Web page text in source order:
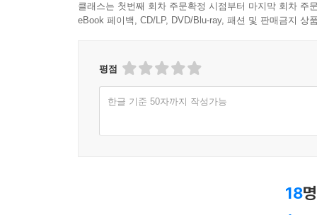
클래스는 첫번째 회차 주문확정 시점부터 마지막 회차 주
eBook 페이백, CD/LP, DVD/Blu-ray, 패션 및 판매금지 상
평점
한글 기준 50자까지 작성가능
18